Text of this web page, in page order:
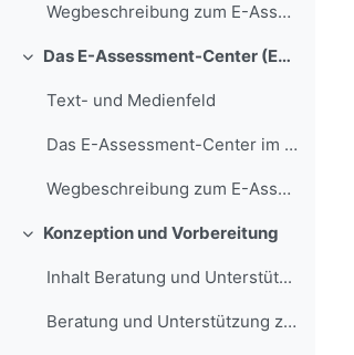
Wegbeschreibung zum E-Assessment-Center
Collapse Das E-Assessment-Center (EAC)
Text- und Medienfeld
Das E-Assessment-Center im Überblick 250 Prüfungsp...
Wegbeschreibung zum E-Assessment-Center
Collapse
Konzeption und Vorbereitung
Inhalt Beratung und Unterstüt...
Beratung und Unterstützung zur Konzeption un...